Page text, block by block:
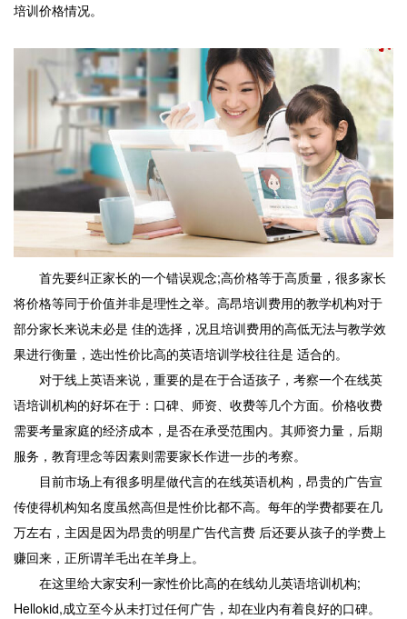
培训价格情况。
首先要纠正家长的一个错误观念;高价格等于高质量，很多家长
将价格等同于价值并非是理性之举。高昂培训费用的教学机构对于
部分家长来说未必是 佳的选择，况且培训费用的高低无法与教学效
果进行衡量，选出性价比高的英语培训学校往往是 适合的。
对于线上英语来说，重要的是在于合适孩子，考察一个在线英
语培训机构的好坏在于：口碑、师资、收费等几个方面。价格收费
需要考量家庭的经济成本，是否在承受范围内。其师资力量，后期
服务，教育理念等因素则需要家长作进一步的考察。
目前市场上有很多明星做代言的在线英语机构，昂贵的广告宣
传使得机构知名度虽然高但是性价比都不高。每年的学费都要在几
万左右，主因是因为昂贵的明星广告代言费 后还要从孩子的学费上
赚回来，正所谓羊毛出在羊身上。
在这里给大家安利一家性价比高的在线幼儿英语培训机构;
Hellokid,成立至今从未打过任何广告，却在业内有着良好的口碑。